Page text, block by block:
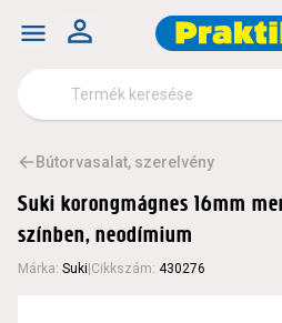
Bútorvasalat, szerelvény
Suki korongmágnes 16mm
színben, neodímium
Márka: Suki Cikkszám: 430276